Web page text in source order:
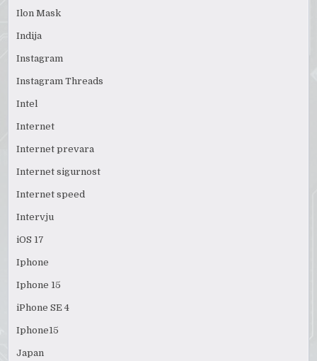
Ilon Mask
Indija
Instagram
Instagram Threads
Intel
Internet
Internet prevara
Internet sigurnost
Internet speed
Intervju
iOS 17
Iphone
Iphone 15
iPhone SE 4
Iphone15
Japan